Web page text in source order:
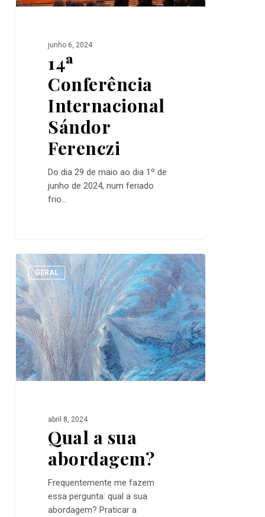
junho 6, 2024
14ª
Conferência
Internacional
Sándor
Ferenczi
Do dia 29 de maio ao dia 1º de
junho de 2024, num feriado
frio…
Qual
a
sua
abordagem?
GERAL
abril 8, 2024
Qual a sua
abordagem?
Frequentemente me fazem
essa pergunta: qual a sua
abordagem? Praticar a